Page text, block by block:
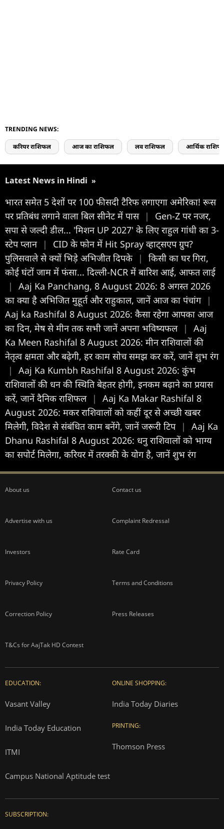
TRENDING NEWS:
करियर राशिफल आज का राशिफल लव राशिफल आर्थिक
Latest News in Hindi »
भारत समेत 5 देशों पर 100 फीसदी टैरिफ लगाएगा अमेरिका! रूस
पर प्रतिबंध लगाने वाला बिल सीनेट में पास |
Gen-Z पर नजर,
सपा से जल्दी डील... 'मिशन UP 2027' के लिए राहुल गांधी का 3-
स्टेप प्लान |
CID के फोन में Hit Spray व्हाट्सएप ग्रुप?
पुलिसवाले से क्यों भिड़े अभिजीत दिपके
|
किसी का घर गिरा,
कोई घंटों जाम में फंसा... दिल्ली-NCR में बारिश आई, आफत लाई
|
Aaj Ka Panchang, 8 August 2026: 8 अगस्त 2026
का क्या है अभिजित मुहूर्त और राहुकाल, जानें आज का पंचांग |
Aaj ka Rashifal 8 August 2026: कैसा रहेगा आपका आज
का द‍िन, मेष से मीन तक सभी जानें अपना भविष्यफल |
Aaj
Ka Meen Rashifal 8 August 2026: मीन राशिवालों की
नेतृत्व क्षमता और बढ़ेगी, हर काम सोच समझ कर करें, जानें शुभ रंग
|
Aaj Ka Kumbh Rashifal 8 August 2026: कुंभ
राशिवालों की धन की स्थिति बेहतर होगी, इनकम बढ़ाने का प्रयास
करें, जानें दैनिक राशिफल |
Aaj Ka Makar Rashifal 8
August 2026: मकर राशिवालों को कहीं दूर से अच्छी खबर
मिलेगी, विदेश से संबंधित काम बनेंगे, जानें जरूरी टिप |
Aaj Ka
Dhanu Rashifal 8 August 2026: धनु राशिवालों को भाग्य
का सपोर्ट मिलेगा, करियर में तरक्की के योग है, जानें शुभ रंग
About us Contact us
Advertise with us Complaint Redressal
Investors Rate Card
Privacy Policy Terms and Conditions
Correction Policy Press Releases
T&Cs for AajTak HD Contest
EDUCATION:
Vasant Valley
India Today Education
ITMI
Campus National Aptitude test
ONLINE SHOPPING:
India Today Diaries
PRINTING:
Thomson Press
SUBSCRIPTION: